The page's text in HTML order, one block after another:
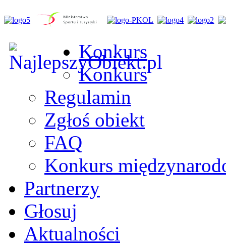
Konkurs
Konkurs
Regulamin
Zgłoś obiekt
FAQ
Konkurs
Partnerzy
Głosuj
Aktualności